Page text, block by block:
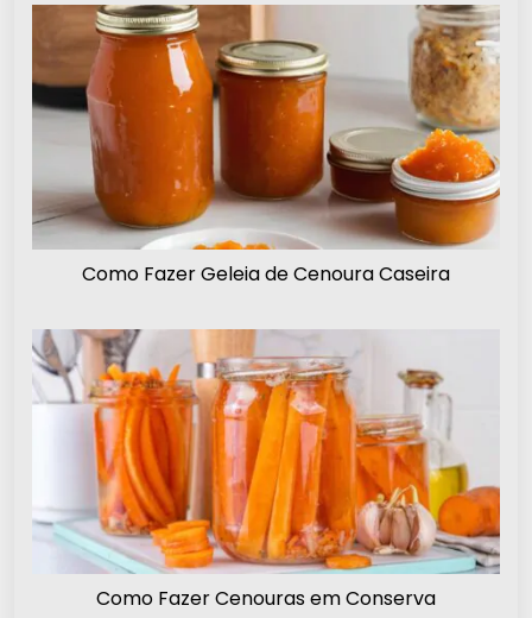
Como Fazer Geleia de Cenoura Caseira
Como Fazer Cenouras em Conserva